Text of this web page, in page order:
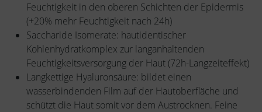
Feuchtigkeit in den oberen Schichten der Epidermis
(+20% mehr Feuchtigkeit nach 24h)
Saccharide Isomerate: hautidentischer
Kohlenhydratkomplex zur langanhaltenden
Feuchtigkeitsversorgung der Haut (72h-Langzeiteffekt)
Langkettige Hyaluronsäure: bildet einen
wasserbindenden Film auf der Hautoberfläche und
schützt die Haut somit vor dem Austrocknen. Feine